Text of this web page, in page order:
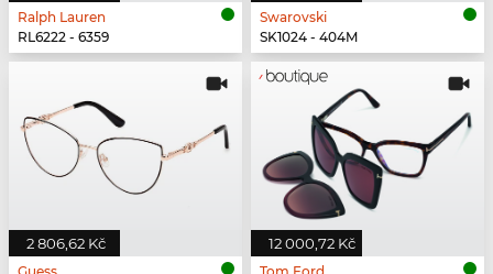
Ralph Lauren
RL6222 - 6359
Swarovski
SK1024 - 404M
2 806,62 Kč 12 000,72 Kč